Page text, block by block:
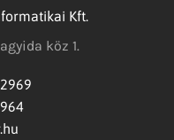
Kft.
köz 1.